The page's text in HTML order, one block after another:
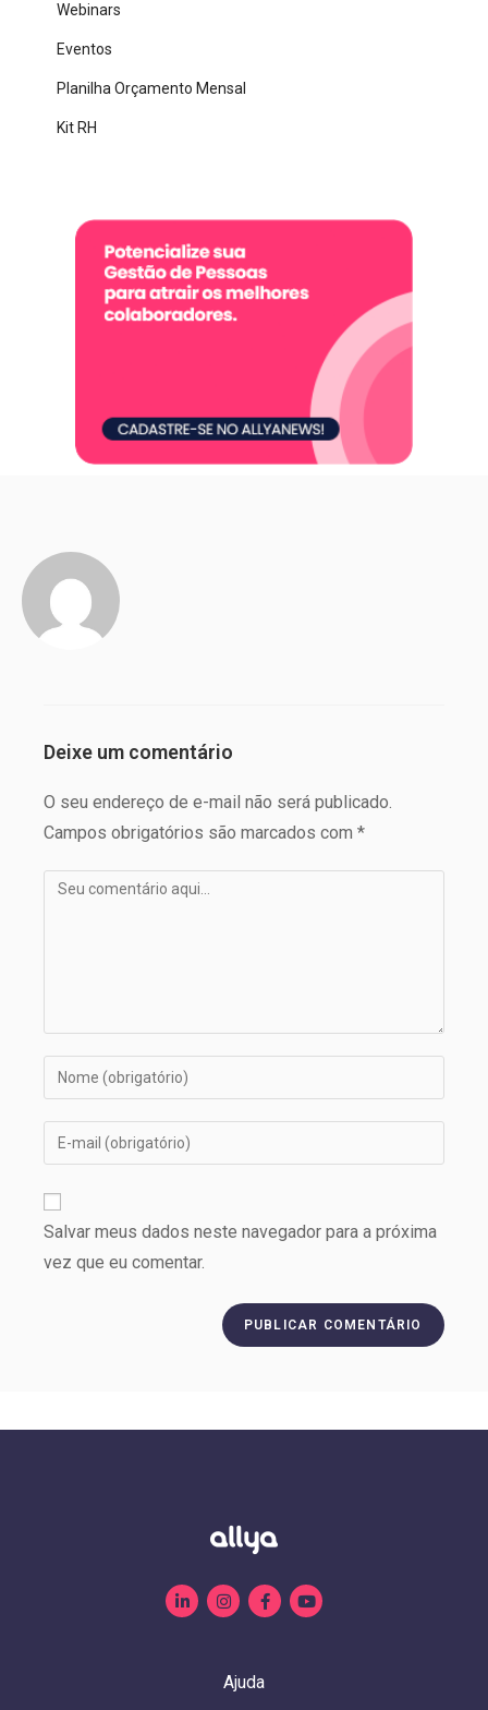
Webinars
Eventos
Planilha Orçamento Mensal
Kit RH
Deixe um comentário
O seu endereço de e-mail não será publicado.
Campos obrigatórios são marcados com *
Salvar meus dados neste navegador para a próxima
vez que eu comentar.
Ajuda